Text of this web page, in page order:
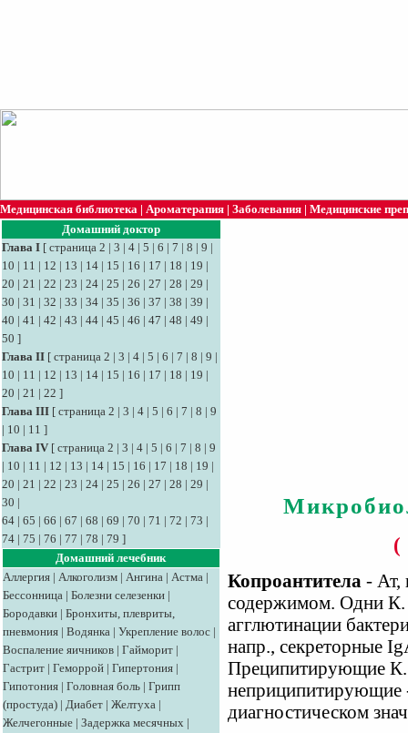
Медицинская библиотека | Ароматерапия | Заболевания | Медицинские
Домашний доктор
Глава I [ страница 2 | 3 | 4 | 5 | 6 | 7 | 8 | 9 |
10 | 11 | 12 | 13 | 14 | 15 | 16 | 17 | 18 | 19 |
20 | 21 | 22 | 23 | 24 | 25 | 26 | 27 | 28 | 29 |
30 | 31 | 32 | 33 | 34 | 35 | 36 | 37 | 38 | 39 |
40 | 41 | 42 | 43 | 44 | 45 | 46 | 47 | 48 | 49 |
50 ]
Глава II [ страница 2 | 3 | 4 | 5 | 6 | 7 | 8 | 9 |
10 | 11 | 12 | 13 | 14 | 15 | 16 | 17 | 18 | 19 |
20 | 21 | 22 ]
Глава III [ страница 2 | 3 | 4 | 5 | 6 | 7 | 8 | 9
| 10 | 11 ]
Глава IV [ страница 2 | 3 | 4 | 5 | 6 | 7 | 8 | 9
| 10 | 11 | 12 | 13 | 14 | 15 | 16 | 17 | 18 | 19 |
20 | 21 | 22 | 23 | 24 | 25 | 26 | 27 | 28 | 29 |
30 |
64 | 65 | 66 | 67 | 68 | 69 | 70 | 71 | 72 | 73 |
74 | 75 | 76 | 77 | 78 | 79 ]
Домашний лечебник
Аллергия | Алкоголизм | Ангина | Астма |
Бессонница | Болезни селезенки |
Бородавки | Бронхиты, плевриты,
пневмония | Водянка | Укрепление волос |
Воспаление яичников | Гайморит |
Гастрит | Геморрой | Гипертония |
Гипотония | Головная боль | Грипп
(простуда) | Диабет | Желтуха |
Желчегонные | Задержка месячных |
(
Копроантитела - Ат,
содержимом. Одни К.
агглютинации
напр., секреторные
Преципитирующие
неприципитирующие
диагностическом